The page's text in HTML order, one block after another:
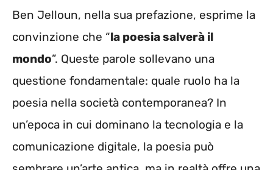
Ben Jelloun, nella sua prefazione, esprime la
convinzione che “la poesia salverà il
mondo”. Queste parole sollevano una
questione fondamentale: quale ruolo ha la
poesia nella società contemporanea? In
un’epoca in cui dominano la tecnologia e la
comunicazione digitale, la poesia può